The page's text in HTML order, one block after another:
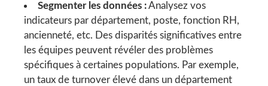
Segmenter les données :Analysez vos
indicateurs par département, poste, fonction RH,
ancienneté, etc. Des disparités significatives entre
les équipes peuvent révéler des problèmes
spécifiques à certaines populations. Par exemple,
un taux de turnover élevé dans un département